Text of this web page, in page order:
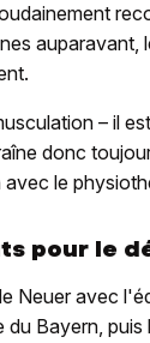
auparavant,
– il
donc
le
pour le
Neuer avec
du Bayern,